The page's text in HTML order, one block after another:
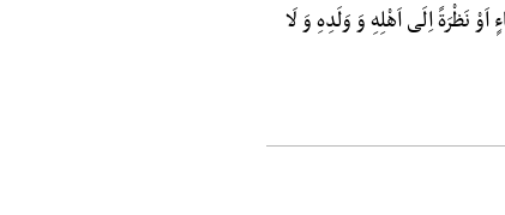
نَظْرَةً اِلَی اَهْلِهِ وَ وَلَدِهِ وَ لَا